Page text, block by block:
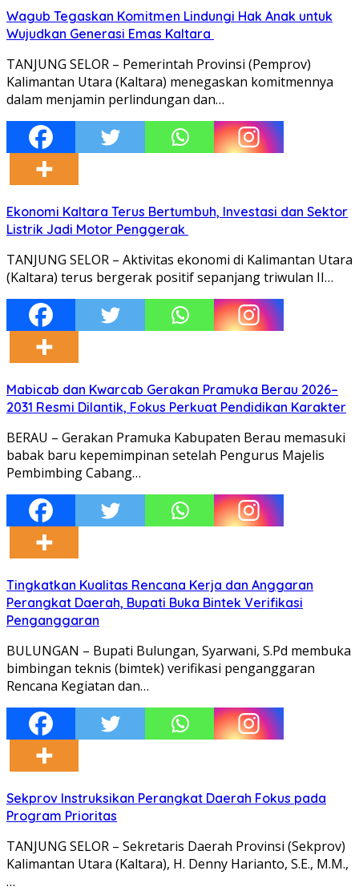
Wagub Tegaskan Komitmen Lindungi Hak Anak untuk
Wujudkan Generasi Emas Kaltara
TANJUNG SELOR – Pemerintah Provinsi (Pemprov)
Kalimantan Utara (Kaltara) menegaskan komitmennya
dalam menjamin perlindungan dan…
Ekonomi Kaltara Terus Bertumbuh, Investasi dan Sektor
Listrik Jadi Motor Penggerak
TANJUNG SELOR – Aktivitas ekonomi di Kalimantan Utara
(Kaltara) terus bergerak positif sepanjang triwulan II…
Mabicab dan Kwarcab Gerakan Pramuka Berau 2026–
2031 Resmi Dilantik, Fokus Perkuat Pendidikan Karakter
BERAU – Gerakan Pramuka Kabupaten Berau memasuki
babak baru kepemimpinan setelah Pengurus Majelis
Pembimbing Cabang…
Tingkatkan Kualitas Rencana Kerja dan Anggaran
Perangkat Daerah, Bupati Buka Bintek Verifikasi
Penganggaran
BULUNGAN – Bupati Bulungan, Syarwani, S.Pd membuka
bimbingan teknis (bimtek) verifikasi penganggaran
Rencana Kegiatan dan…
Sekprov Instruksikan Perangkat Daerah Fokus pada
Program Prioritas
TANJUNG SELOR – Sekretaris Daerah Provinsi (Sekprov)
Kalimantan Utara (Kaltara), H. Denny Harianto, S.E., M.M.,
…